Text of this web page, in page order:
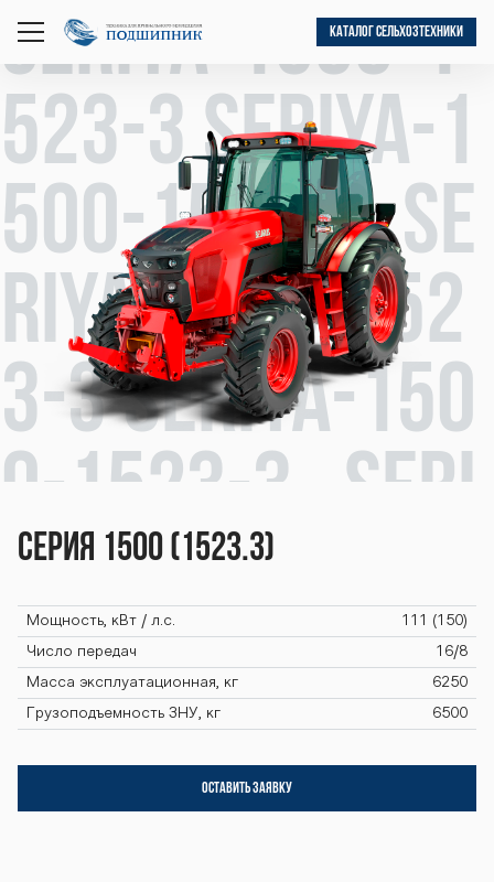
открыть
меню
КАТАЛОГ СЕЛЬХОЗТЕХНИКИ
seriya-1500-1
523-3 seriya-1
500-1523-3 se
riya-1500-152
3-3 seriya-150
0-1523-3 seri
ya-1500-1523-
3 seriya-1500-
1523-3 seriya-
Серия 1500 (1523.3)
Мощность, кВт / л.с. 111 (150)
Число передач 16/8
Масса эксплуатационная, кг 6250
Грузоподъемность ЗНУ, кг 6500
ОСТАВИТЬ ЗАЯВКУ